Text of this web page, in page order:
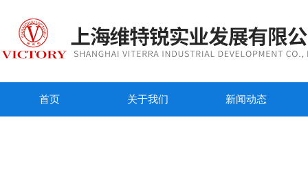
首页 关于我们 新闻动态